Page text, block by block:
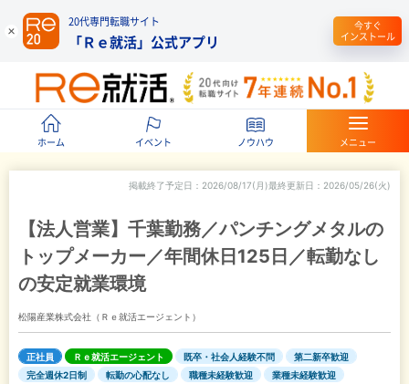
20代専門転職サイト
「Ｒｅ就活」公式アプリ
今すぐ
インストール
ホーム イベント ノウハウ メニュー
最終更新日 2026/05/26(火)
掲載終了予定日 2026/08/17(月)
【法人営業】千葉勤務／パンチングメタルの
トップメーカー／年間休日125日／転勤なし
の安定就業環境
松陽産業株式会社（Ｒｅ就活エージェント）
正社員 Ｒｅ就活エージェント 既卒・社会人経験不問
第二新卒歓迎
完全週休2日制
転勤の心配なし 職種未経験歓迎 業種未経験歓迎